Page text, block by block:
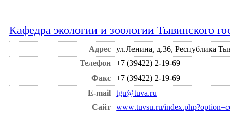
Кафедра экологии и зоологии Тывинского
Адрес
ул.Ленина, д.36, Республика
Телефон
+7 (39422) 2-19-69
Факс
+7 (39422) 2-19-69
E-mail
tgu@tuva.ru
Сайт
www.tuvsu.ru/